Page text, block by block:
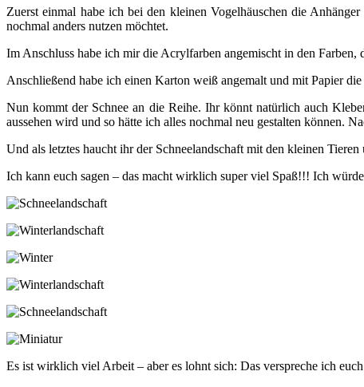
Zuerst einmal habe ich bei den kleinen Vogelhäuschen die
nochmal anders nutzen möchtet.
Im Anschluss habe ich mir die Acrylfarben angemischt in den
Anschließend habe ich einen Karton weiß angemalt und mit Papier
Nun kommt der Schnee an die Reihe. Ihr könnt natürlich auch
aussehen wird und so hätte ich alles nochmal neu gestalten können.
Und als letztes haucht ihr der Schneelandschaft mit den kleinen
Ich kann euch sagen – das macht wirklich super viel Spaß!!! Ich
Es ist wirklich viel Arbeit – aber es lohnt sich: Das verspreche ich